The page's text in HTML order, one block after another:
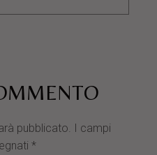
pubblicato. I campi
*